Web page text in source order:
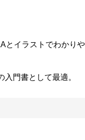
とイラストでわかり
門書として最適。